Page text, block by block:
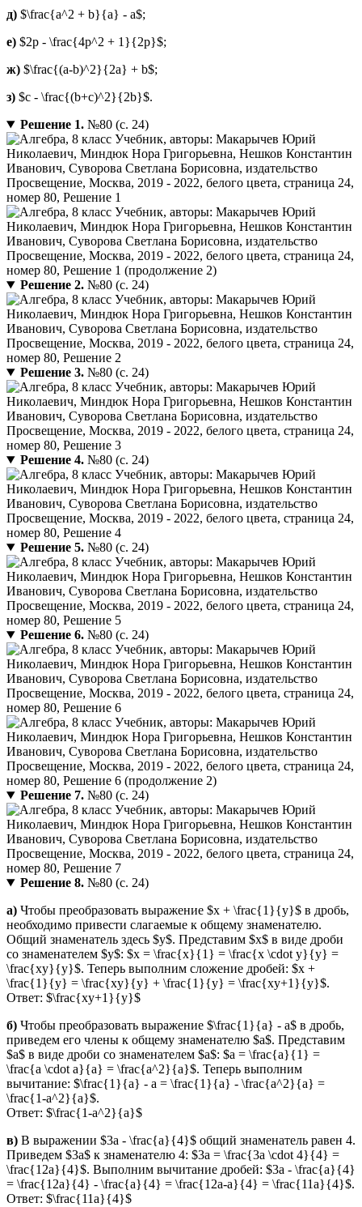
д) $\frac{a^2 + b}{a} - a$;
е) $2p - \frac{4p^2 + 1}{2p}$;
ж) $\frac{(a-b)^2}{2a} + b$;
з) $c - \frac{(b+c)^2}{2b}$.
Решение 1.№80 (с. 24)
Решение 2.№80 (с. 24)
Решение 3.№80 (с. 24)
Решение 4.№80 (с. 24)
Решение 5.№80 (с. 24)
Решение 6.№80 (с. 24)
Решение 7.№80 (с. 24)
Решение 8.№80 (с. 24)
а) Чтобы преобразовать выражение $x + \frac{1}{y}$ в дробь,
необходимо привести слагаемые к общему знаменателю.
Общий знаменатель здесь $y$. Представим $x$ в виде дроби
со знаменателем $y$: $x = \frac{x}{1} = \frac{x \cdot y}{y} =
\frac{xy}{y}$. Теперь выполним сложение дробей: $x +
\frac{1}{y} = \frac{xy}{y} + \frac{1}{y} = \frac{xy+1}{y}$.
Ответ: $\frac{xy+1}{y}$
б) Чтобы преобразовать выражение $\frac{1}{a} - a$ в дробь,
приведем его члены к общему знаменателю $a$. Представим
$a$ в виде дроби со знаменателем $a$: $a = \frac{a}{1} =
\frac{a \cdot a}{a} = \frac{a^2}{a}$. Теперь выполним
вычитание: $\frac{1}{a} - a = \frac{1}{a} - \frac{a^2}{a} =
\frac{1-a^2}{a}$.
Ответ: $\frac{1-a^2}{a}$
в) В выражении $3a - \frac{a}{4}$ общий знаменатель равен 4.
Приведем $3a$ к знаменателю 4: $3a = \frac{3a \cdot 4}{4} =
\frac{12a}{4}$. Выполним вычитание дробей: $3a - \frac{a}{4}
= \frac{12a}{4} - \frac{a}{4} = \frac{12a-a}{4} = \frac{11a}{4}$.
Ответ: $\frac{11a}{4}$